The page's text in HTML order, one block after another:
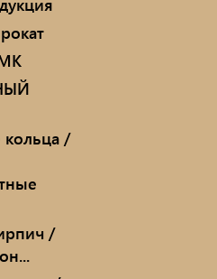
КАМЕНЬ
/ Дренаж /
изделия
/ Гипсокартон...
/
/